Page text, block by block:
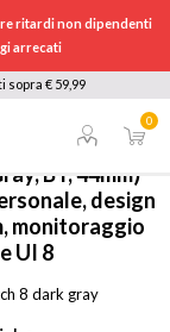
ritardi non dipendenti
arrecati
sopra € 59,99
0
SML330NDAAITV
BT, 44mm)
design
monitoraggio
UI 8
8 dark gray